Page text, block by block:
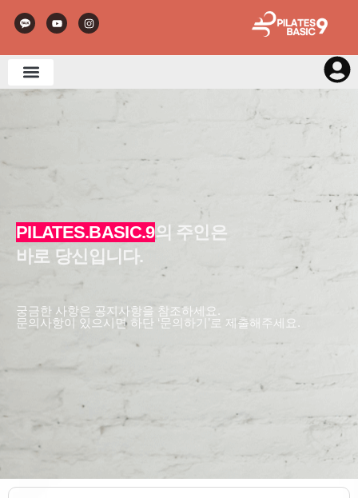
PILATES.BASIC.9의 주인은
바로 당신입니다.
궁금한 사항은 공지사항을 참조하세요.
문의사항이 있으시면 하단 ‘문의하기’로 제출해주세요.
공지사항 확인하기